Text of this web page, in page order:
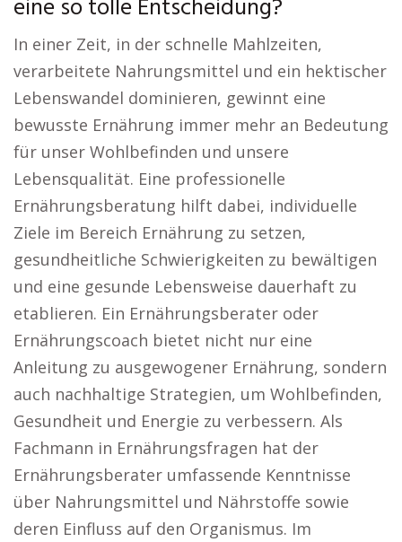
eine so tolle Entscheidung?
In einer Zeit, in der schnelle Mahlzeiten,
verarbeitete Nahrungsmittel und ein hektischer
Lebenswandel dominieren, gewinnt eine
bewusste Ernährung immer mehr an Bedeutung
für unser Wohlbefinden und unsere
Lebensqualität. Eine professionelle
Ernährungsberatung hilft dabei, individuelle
Ziele im Bereich Ernährung zu setzen,
gesundheitliche Schwierigkeiten zu bewältigen
und eine gesunde Lebensweise dauerhaft zu
etablieren. Ein Ernährungsberater oder
Ernährungscoach bietet nicht nur eine
Anleitung zu ausgewogener Ernährung, sondern
auch nachhaltige Strategien, um Wohlbefinden,
Gesundheit und Energie zu verbessern. Als
Fachmann in Ernährungsfragen hat der
Ernährungsberater umfassende Kenntnisse
über Nahrungsmittel und Nährstoffe sowie
deren Einfluss auf den Organismus. Im